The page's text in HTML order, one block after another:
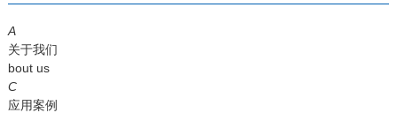
新闻资讯
法国vs挪威
行业资讯
常见问题
法国vs挪威-世界杯赛事平台
A
关于我们
bout us
C
应用案例